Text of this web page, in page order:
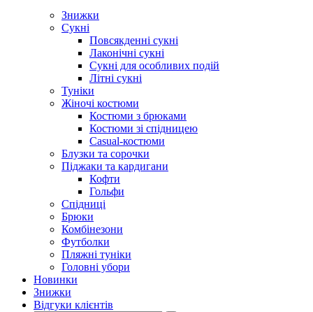
Знижки
Сукні
Повсякденні сукні
Лаконічні сукні
Сукні для особливих подій
Літні сукні
Туніки
Жіночі костюми
Костюми з брюками
Костюми зі спідницею
Casual-костюми
Блузки та сорочки
Піджаки та кардигани
Кофти
Гольфи
Спідниці
Брюки
Комбінезони
Футболки
Пляжні туніки
Головні убори
Новинки
Знижки
Відгуки клієнтів